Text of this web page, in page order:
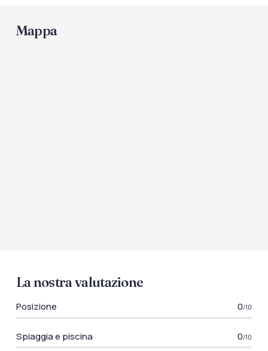
Mappa
La nostra valutazione
Posizione 0/10
Spiaggia e piscina 0/10